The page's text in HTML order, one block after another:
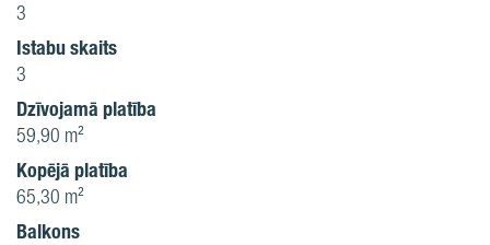
3
Istabu skaits
3
Dzīvojamā platība
59,90 m²
Kopējā platība
65,30 m²
Balkons